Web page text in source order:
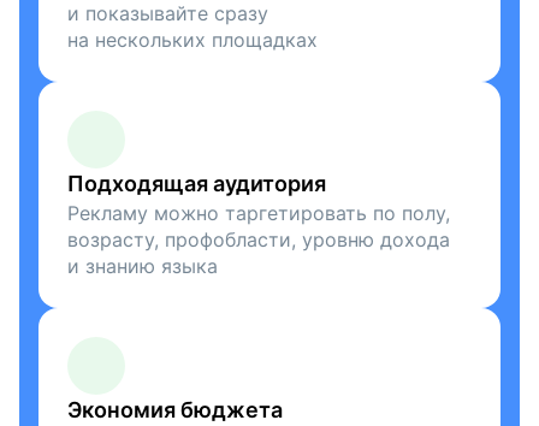
и показывайте сразу
на нескольких площадках
Подходящая аудитория
Рекламу можно таргетировать по полу,
возрасту, профобласти, уровню дохода
и знанию языка
Экономия бюджета